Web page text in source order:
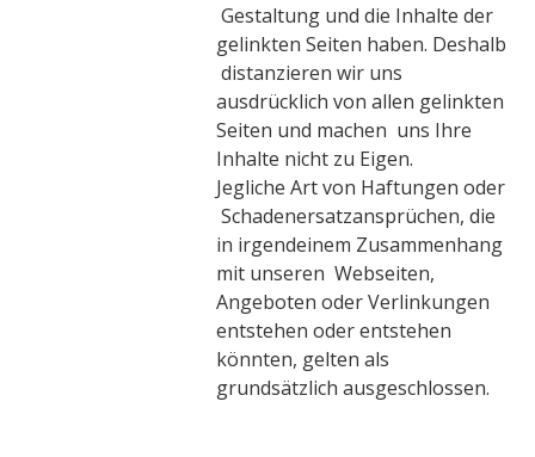
Gestaltung und die Inhalte der
gelinkten Seiten haben. Deshalb
distanzieren wir uns
ausdrücklich von allen gelinkten
Seiten und machen uns Ihre
Inhalte nicht zu Eigen.
Jegliche Art von Haftungen oder
Schadenersatzansprüchen, die
in irgendeinem Zusammenhang
mit unseren Webseiten,
Angeboten oder Verlinkungen
entstehen oder entstehen
könnten, gelten als
grundsätzlich ausgeschlossen.